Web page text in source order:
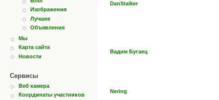
Изображения
Лучшее
Объявления
Мы
Карта сайта
Новости
Сервисы
Веб камера
Координаты участников
DanStalker
Вадим Бугаец
Nering